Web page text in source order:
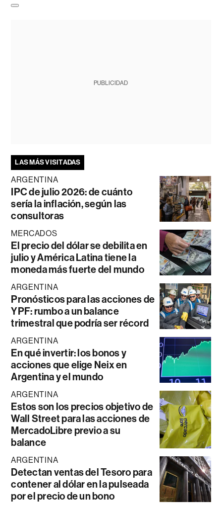
PUBLICIDAD
LAS MÁS VISITADAS
ARGENTINA
IPC de julio 2026: de cuánto
sería la inflación, según las
consultoras
MERCADOS
El precio del dólar se debilita en
julio y América Latina tiene la
moneda más fuerte del mundo
ARGENTINA
Pronósticos para las acciones de
YPF: rumbo a un balance
trimestral que podría ser récord
ARGENTINA
En qué invertir: los bonos y
acciones que elige Neix en
Argentina y el mundo
ARGENTINA
Estos son los precios objetivo de
Wall Street para las acciones de
MercadoLibre previo a su
balance
ARGENTINA
Detectan ventas del Tesoro para
contener al dólar en la pulseada
por el precio de un bono